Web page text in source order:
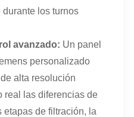
los turnos
avanzado: Un panel
personalizado
alta resolución
real las diferencias de
etapas de filtración, la